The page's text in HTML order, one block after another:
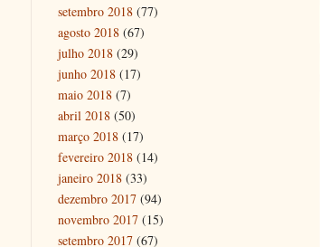
setembro 2018 (77)
agosto 2018 (67)
julho 2018 (29)
junho 2018 (17)
maio 2018 (7)
abril 2018 (50)
março 2018 (17)
fevereiro 2018 (14)
janeiro 2018 (33)
dezembro 2017 (94)
novembro 2017 (15)
setembro 2017 (67)